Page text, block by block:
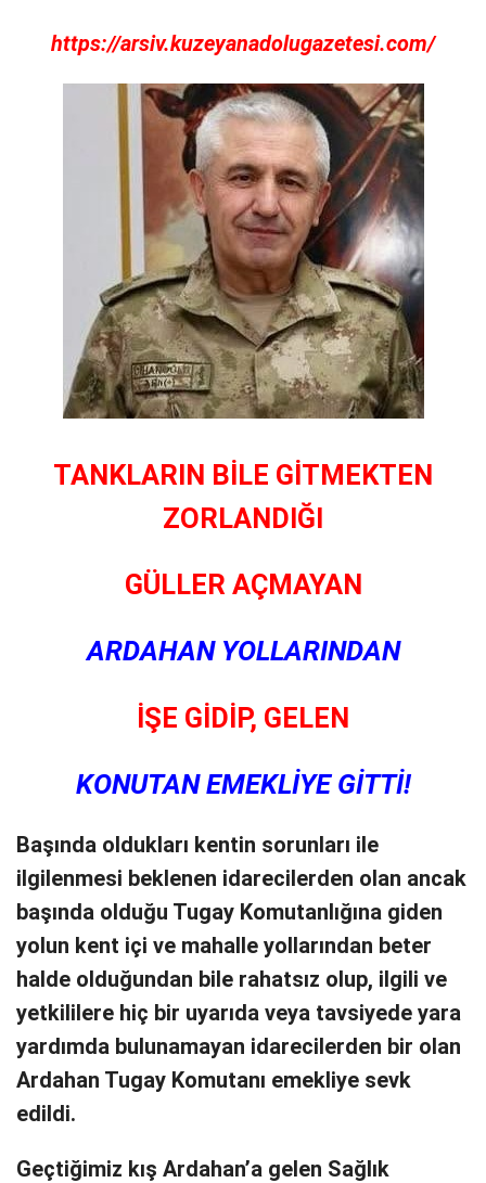
https://arsiv.kuzeyanadolugazetesi.com/
TANKLARIN BİLE GİTMEKTEN
ZORLANDIĞI
GÜLLER AÇMAYAN
ARDAHAN YOLLARINDAN
İŞE GİDİP, GELEN
KONUTAN EMEKLİYE GİTTİ!
Başında oldukları kentin sorunları ile
ilgilenmesi beklenen idarecilerden olan ancak
başında olduğu Tugay Komutanlığına giden
yolun kent içi ve mahalle yollarından beter
halde olduğundan bile rahatsız olup, ilgili ve
yetkililere hiç bir uyarıda veya tavsiyede yara
yardımda bulunamayan idarecilerden bir olan
Ardahan Tugay Komutanı emekliye sevk
edildi.
Geçtiğimiz kış Ardahan’a gelen Sağlık